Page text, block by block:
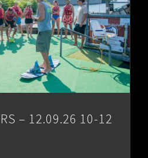
– 12.09.26 10-12